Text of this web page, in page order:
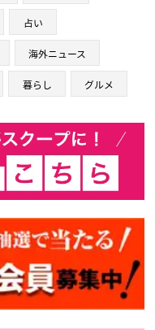
占い
海外ニュース
暮らし グルメ